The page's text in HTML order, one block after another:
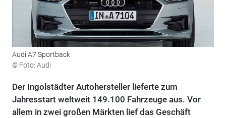
Audi A7 Sportback
© Foto: Audi
Der Ingolstädter Autohersteller lieferte zum
Jahresstart weltweit 149.100 Fahrzeuge aus. Vor
allem in zwei großen Märkten lief das Geschäft